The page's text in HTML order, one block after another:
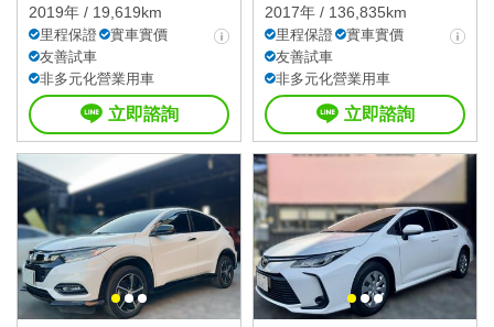
2019年 / 19,619km
里程保證
實車實價
友善試車
非多元化營業用車
立即諮詢
2017年 / 136,835km
里程保證
實車實價
友善試車
非多元化營業用車
立即諮詢